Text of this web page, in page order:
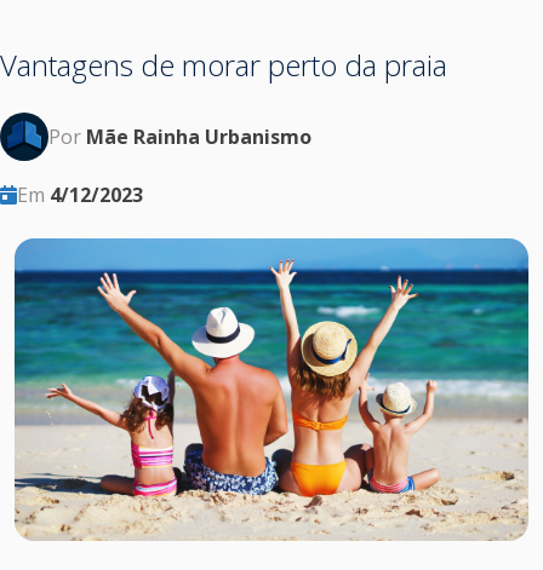
Vantagens de morar perto da praia
Por Mãe Rainha Urbanismo
Em 4/12/2023